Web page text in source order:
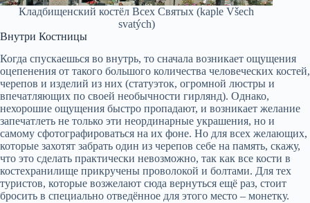
Кладбищенский костёл Всех Святых (kaple Všech
svatých)
Внутри Костницы
Когда спускаешься во внутрь, то сначала возникает ощущения
оцепенения от такого большого количества человеческих костей,
черепов и изделий из них (статуэток, огромной люстры и
впечатляющих по своей необычности гирлянд). Однако,
нехорошие ощущения быстро пропадают, и возникает желание
запечатлеть не только эти неординарные украшения, но и
самому сфотографироваться на их фоне. Но для всех желающих,
которые захотят забрать один из черепов себе на память, скажу,
что это сделать практически невозможно, так как все кости в
костехранилище прикручены проволокой и болтами. Для тех
туристов, которые возжелают сюда вернуться ещё раз, стоит
бросить в специально отведённое для этого место – монетку.